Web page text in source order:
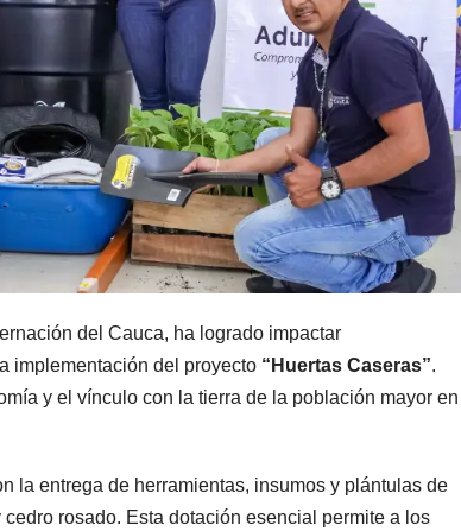
del Cauca, ha logrado impactar
implementación del proyecto “Huertas Caseras”.
y el vínculo con la tierra de la población mayor en
la entrega de herramientas, insumos y plántulas de
rosado. Esta dotación esencial permite a los